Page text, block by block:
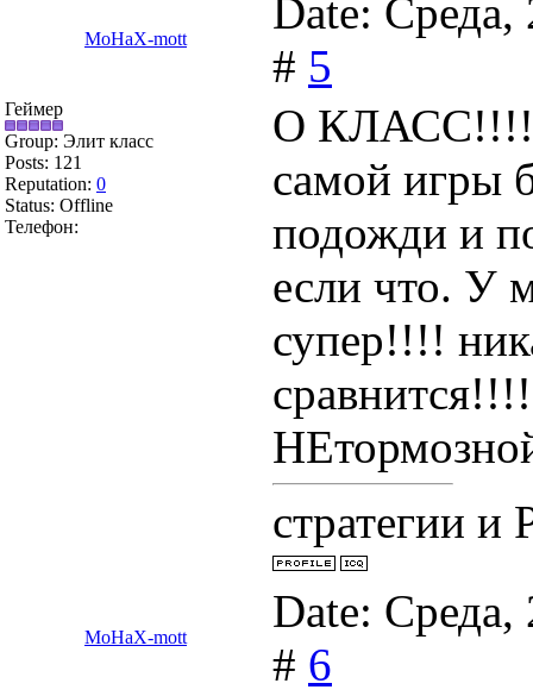
MoHaX-mott
Date: Среда,
# 5
Геймер
Group: Элит класс
Posts: 121
Reputation: 0
Status: Offline
Телефон:
О
самой игры
подожди и
если что. У
супер!!!!
стратегии
MoHaX-mott
Date: Среда,
# 6